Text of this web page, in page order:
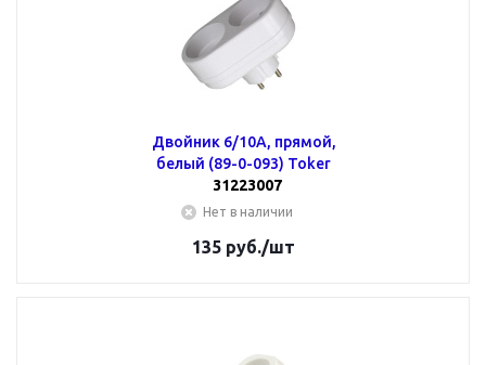
Двойник 6/10А, прямой,
белый (89-0-093) Toker
31223007
Нет в наличии
135 руб./шт